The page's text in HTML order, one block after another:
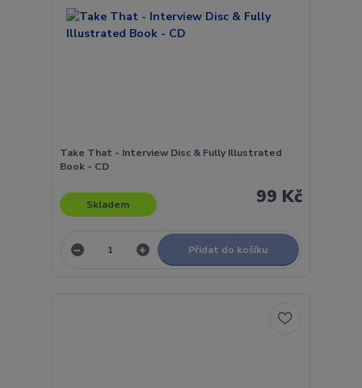
Take That - Interview Disc & Fully Illustrated
Book - CD
99 Kč
Skladem
Přidat do košíku